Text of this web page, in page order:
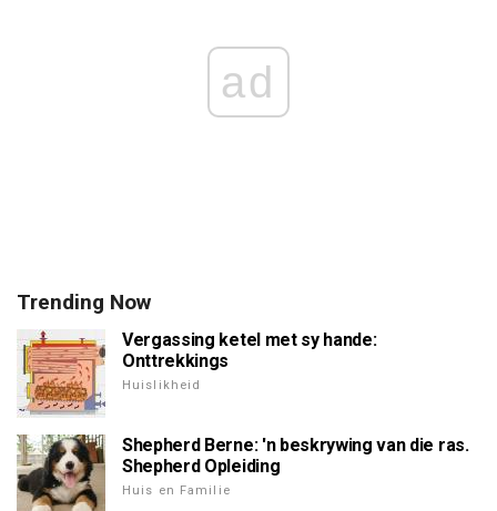
ad
Trending Now
Vergassing ketel met sy hande:
Onttrekkings
Huislikheid
Shepherd Berne: 'n beskrywing van die ras.
Shepherd Opleiding
Huis en Familie